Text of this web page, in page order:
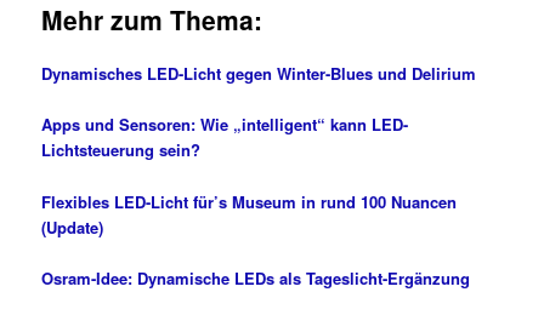
Mehr zum Thema:
Dynamisches LED-Licht gegen Winter-Blues und Delirium
Apps und Sensoren: Wie „intelligent“ kann LED-
Lichtsteuerung sein?
Flexibles LED-Licht für’s Museum in rund 100 Nuancen
(Update)
Osram-Idee: Dynamische LEDs als Tageslicht-Ergänzung